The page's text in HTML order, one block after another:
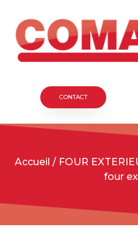
CONTACT
Accueil / FOUR
four